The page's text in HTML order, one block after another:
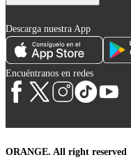
Descarga nuestra App
Encuéntranos en redes
ORANGE. All right reserved